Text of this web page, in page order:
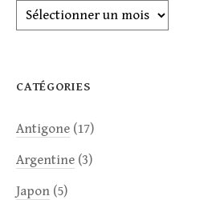
Archives
CATÉGORIES
Antigone (17)
Argentine (3)
Japon (5)